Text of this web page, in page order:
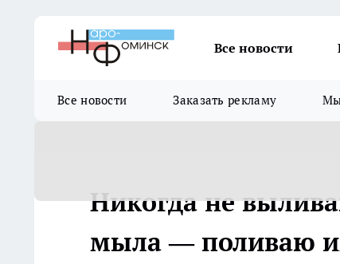
Все новости
Все новости Заказать рекламу Мы
Никогда не
мыла — поливаю